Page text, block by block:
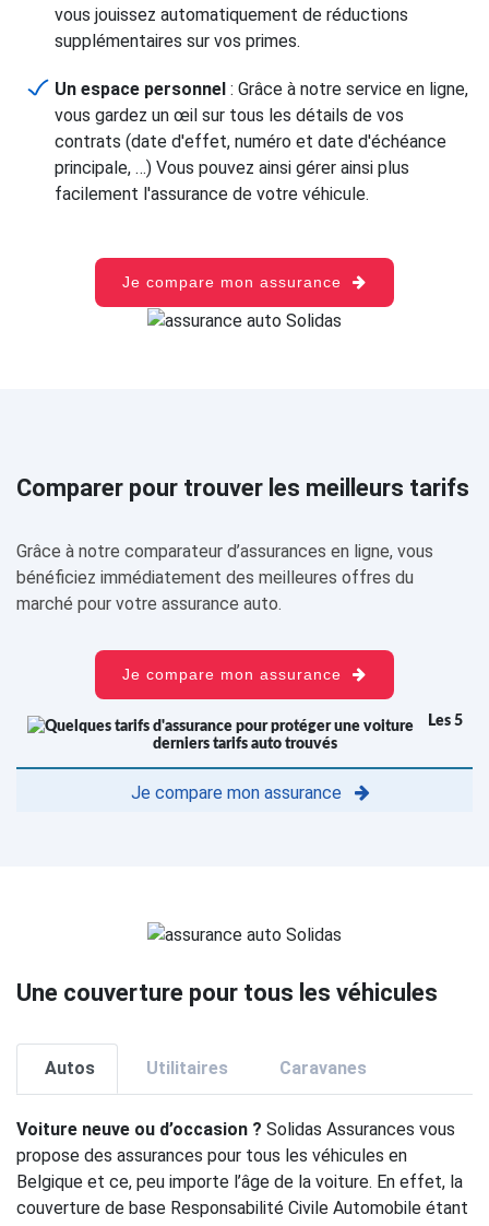
vous jouissez automatiquement de réductions
supplémentaires sur vos primes.
Un espace personnel : Grâce à notre service en ligne,
vous gardez un œil sur tous les détails de vos
contrats (date d'effet, numéro et date d'échéance
principale, …) Vous pouvez ainsi gérer ainsi plus
facilement l'assurance de votre véhicule.
Je compare mon assurance
Comparer pour trouver les meilleurs tarifs
Grâce à notre comparateur d’assurances en ligne, vous
bénéficiez immédiatement des meilleures offres du
marché pour votre assurance auto.
Je compare mon assurance
Les 5
derniers tarifs auto trouvés
Je compare mon assurance
Une couverture pour tous les véhicules
Autos Utilitaires Caravanes
Voiture neuve ou d’occasion ? Solidas Assurances vous
propose des assurances pour tous les véhicules en
Belgique et ce, peu importe l’âge de la voiture. En effet, la
couverture de base Responsabilité Civile Automobile étant